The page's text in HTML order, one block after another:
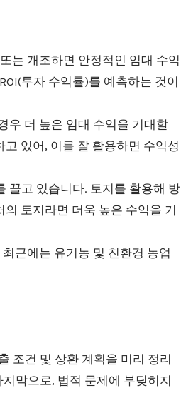
는 개조하면 안정적인 임대 수익
투자 수익률)를 예측하는 것이
우 더 높은 임대 수익을 기대할
있어, 이를 잘 활용하면 수익성
끌고 있습니다. 토지를 활용해 방
토지라면 더욱 높은 수익을 기
근에는 유기농 및 친환경 농업
조건 및 상환 계획을 미리 정리
막으로, 법적 문제에 부딪히지